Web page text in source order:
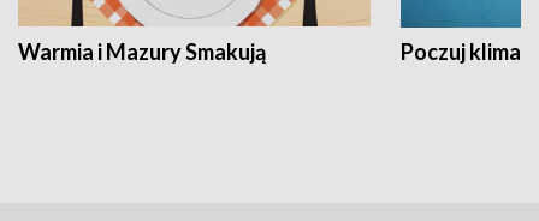
Warmia i Mazury Smakują Poczuj klimat